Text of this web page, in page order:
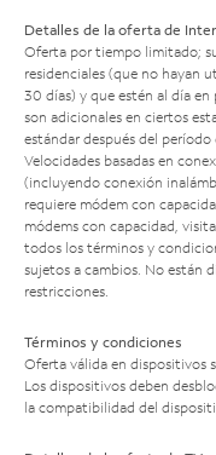
Detalles de la oferta de
Oferta por tiempo limitado;
residenciales (que no hayan
30 días) y que estén al día
son adicionales en ciertos
estándar después del
Velocidades basadas en
(incluyendo conexión
requiere módem con
módems con capacidad, visita
todos los términos y
sujetos a cambios. No están
restricciones.
Términos y condiciones
Oferta válida en dispositivos
Los dispositivos deben
la compatibilidad del